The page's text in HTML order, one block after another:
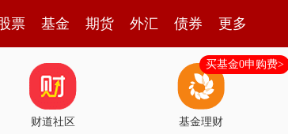
票 基金 期货 外汇 债券 更多
财道社区 基金理财
买基金0申购费>